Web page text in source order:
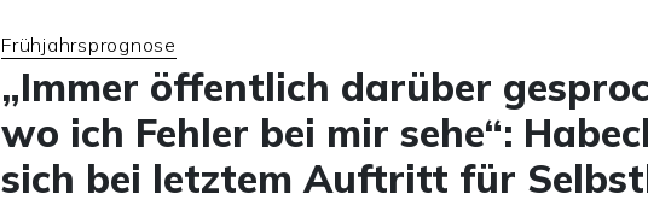
Frühjahrsprognose
„Immer öffentlich darüber
wo ich Fehler bei mir sehe“:
sich bei letztem Auftritt für